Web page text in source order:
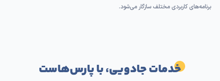
برنامه‌های کاربردی مختلف سازگار می‌شود.
خدمات جادویی، با پارس‌هاست